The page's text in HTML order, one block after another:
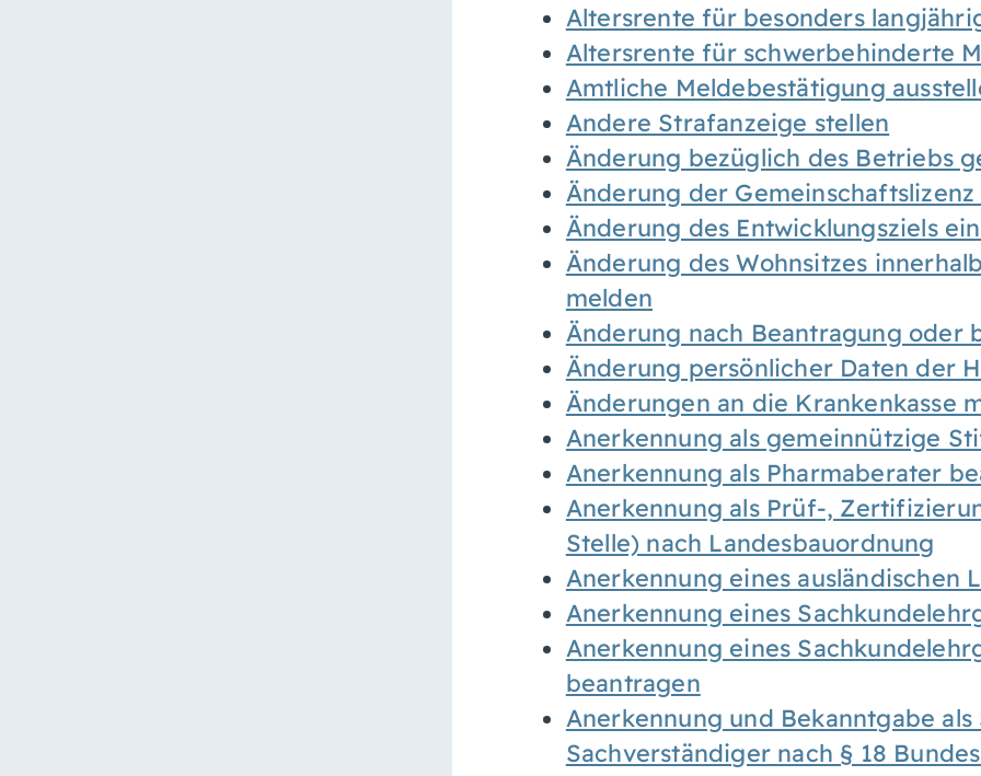
Altersrente für besonders
Altersrente für schwerbehinderte
Amtliche Meldebestätigung
Andere Strafanzeige stellen
Änderung bezüglich des Betriebs
Änderung der
Änderung des Entwicklungsziels
Änderung des Wohnsitzes
melden
Änderung nach Beantragung oder
Änderung persönlicher Daten der
Änderungen an die Krankenkasse
Anerkennung als gemeinnützige
Anerkennung als Pharmaberater
Anerkennung als Prüf-,
Stelle) nach Landesbauordnung
Anerkennung eines ausländischen
Anerkennung eines
Anerkennung eines
beantragen
Anerkennung und Bekanntgabe
Sachverständiger nach § 18